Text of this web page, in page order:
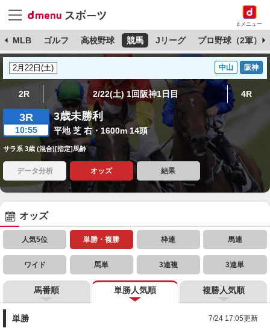
dメニュー
MLB ゴルフ 高校野球 競馬 Jリーグ プロ野球（2軍）
中山 阪神
2R 2/22(土) 1回阪神1日目 4R
3R
10:55
3歳未勝利
平地 芝 右・1600m 14頭
サラ系 3歳 (混合)[指定]馬齢
データ分析 オッズ 結果
オッズ
人気5位 単勝・複勝 枠連 馬連
ワイド 馬単 3連複 3連単
馬番順 単勝人気順 複勝人気順
単勝 7/24 17:05更新